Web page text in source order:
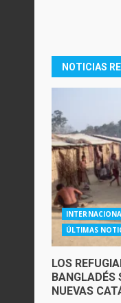
NOTICIAS
ÚLTIMAS
LOS
BANGLADÉS
NUEVAS